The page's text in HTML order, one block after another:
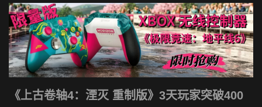
《上古卷轴4：湮灭 重制版》3天玩家突破400